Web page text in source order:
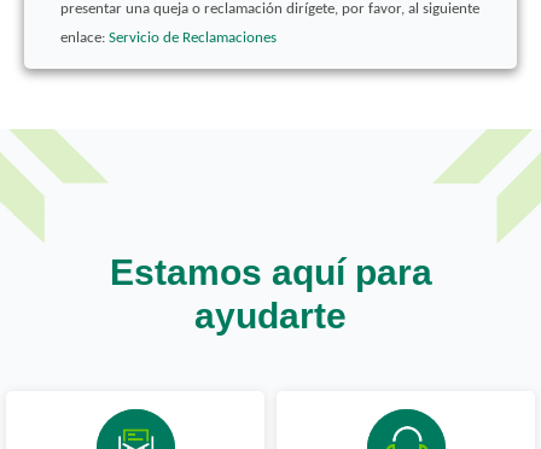
presentar una queja o reclamación dirígete, por favor, al siguiente
enlace: Servicio de Reclamaciones
Estamos aquí para
ayudarte